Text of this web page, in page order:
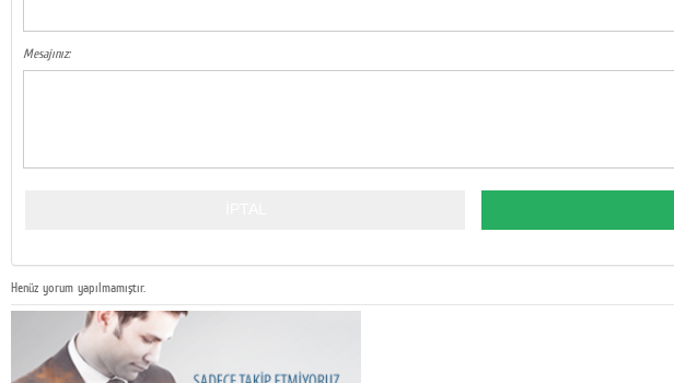
Mesajınız:
Henüz yorum yapılmamıştır.